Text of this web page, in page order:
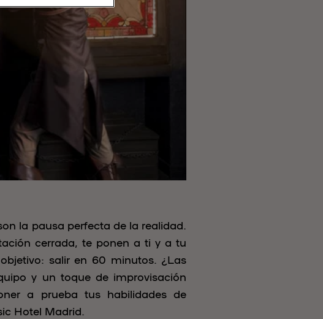
la pausa perfecta de la realidad.
cerrada, te ponen a ti y a tu
salir en 60 minutos. ¿Las
y un toque de improvisación
a prueba tus habilidades de
Hotel Madrid.